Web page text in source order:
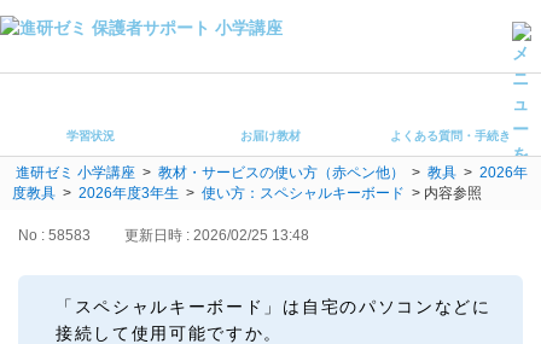
よくある質問・手続き
保護者サポート小学講座 トップ
登録情報の変更・各種お手続き
お客様サポート(手続き・照会)
学習状況 お届け教材 よくある質問・手続き
進研ゼミ 小学講座 > 教材・サービスの使い方（赤ペン他） > 教具 > 2026年
度教具 > 2026年度3年生 > 使い方：スペシャルキーボード > 内容参照
No : 58583 更新日時 : 2026/02/25 13:48
「スペシャルキーボード」は自宅のパソコンなどに
接続して使用可能ですか。